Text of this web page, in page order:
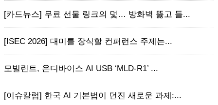
[카드뉴스] 무료 선물 링크의 덫… 방화벽 뚫고 들...
[ISEC 2026] 대미를 장식할 컨퍼런스 주제는...
모빌린트, 온디바이스 AI USB ‘MLD-R1’ ...
[이슈칼럼] 한국 AI 기본법이 던진 새로운 과제:...